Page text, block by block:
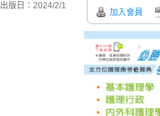
加入會員
出版日：2024/2/1